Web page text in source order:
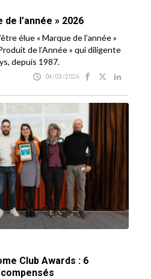
l’année » 2026
élue « Marque de l’année »
de l’Année » qui diligente
depuis 1987.
04/03/2026
Club Awards : 6